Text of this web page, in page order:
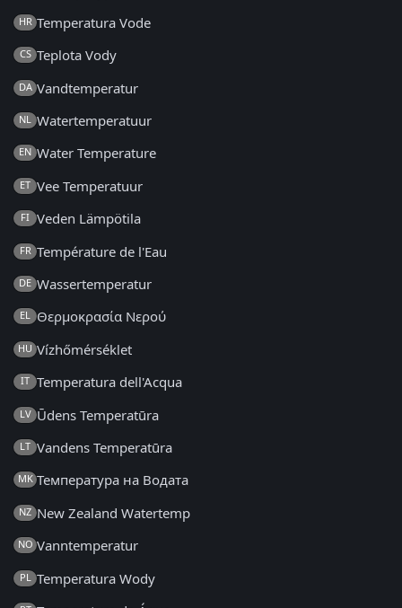
HR Temperatura Vode
CS Teplota Vody
DA Vandtemperatur
NL Watertemperatuur
EN Water Temperature
ET Vee Temperatuur
FI Veden Lämpötila
FR Température de l'Eau
DE Wassertemperatur
EL Θερμοκρασία Νερού
HU Vízhőmérséklet
IT Temperatura dell'Acqua
LV Ūdens Temperatūra
LT Vandens Temperatūra
MK Температура на Водата
NZ New Zealand Watertemp
NO Vanntemperatur
PL Temperatura Wody